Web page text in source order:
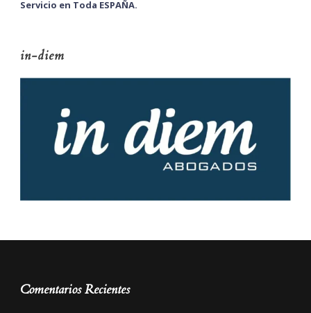
Servicio en Toda ESPAÑA.
in-diem
Comentarios Recientes